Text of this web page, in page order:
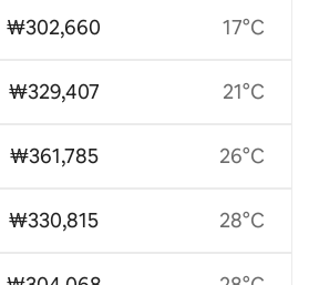
₩302,660
₩329,407
₩361,785
₩330,815
17°C
21°C
26°C
28°C